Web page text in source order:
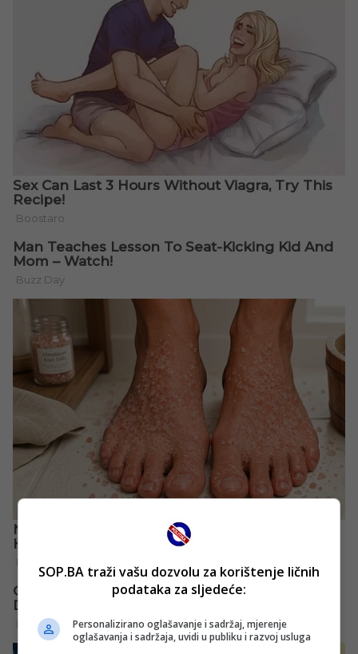
SOP.BA traži vašu dozvolu za korištenje ličnih
podataka za sljedeće:
Personalizirano oglašavanje i sadržaj, mjerenje
oglašavanja i sadržaja, uvidi u publiku i razvoj usluga